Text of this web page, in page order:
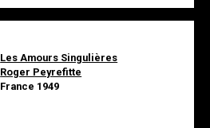
Les Amours Singulières
Roger Peyrefitte
France 1949